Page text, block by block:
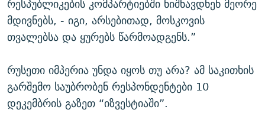
რესპუბლიკების კომპარტიებში ნიშნავდნენ მეორე
მდივნებს, - იგი, არსებითად, მოსკოვის
თვალებსა და ყურებს წარმოადგენს.”
რუსეთი იმპერია უნდა იყოს თუ არა? ამ საკითხის
გარშემო საუბრობენ რესპონდენტები 10
დეკემბრის გაზეთ “იზვესტიაში”.